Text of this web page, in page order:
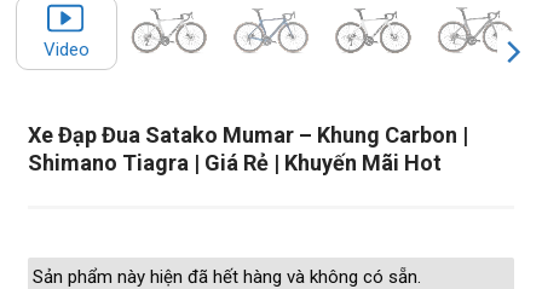
Xe Đạp Đua Satako Mumar – Khung Carbon |
Shimano Tiagra | Giá Rẻ | Khuyến Mãi Hot
Video
Sản phẩm này hiện đã hết hàng và không có sẵn.